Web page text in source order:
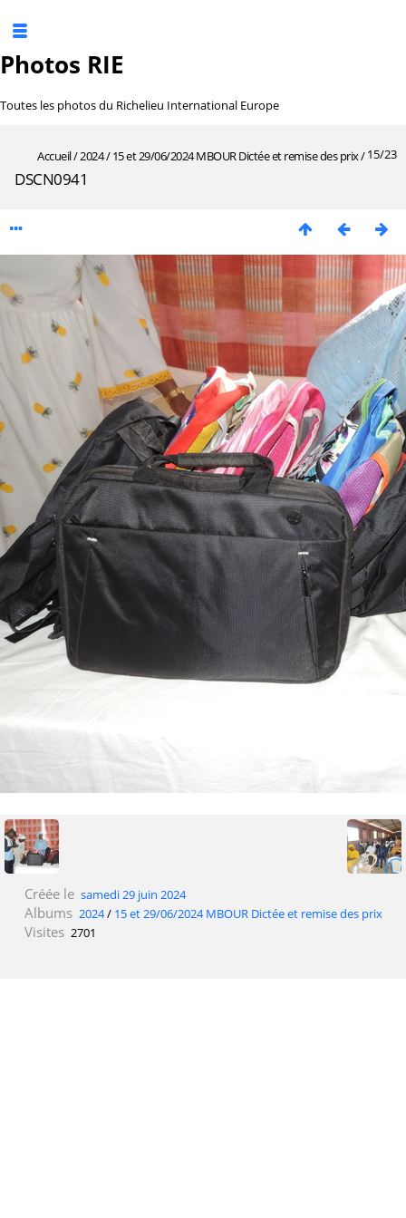
Photos RIE
Toutes les photos du Richelieu International Europe
15/23
Accueil/2024/15 et 29/06/2024 MBOUR Dictée et remise des prix/
DSCN0941
Créée le samedi 29 juin 2024
Albums 2024/ 15 et 29/06/2024 MBOUR Dictée et remise des prix
Visites 2701